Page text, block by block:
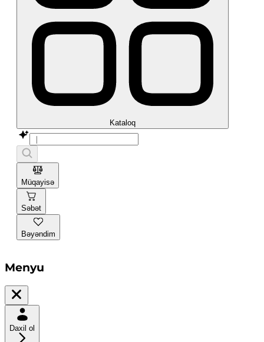
Kataloq
Müqayisə
Səbət
Bəyəndim
Menyu
Daxil ol